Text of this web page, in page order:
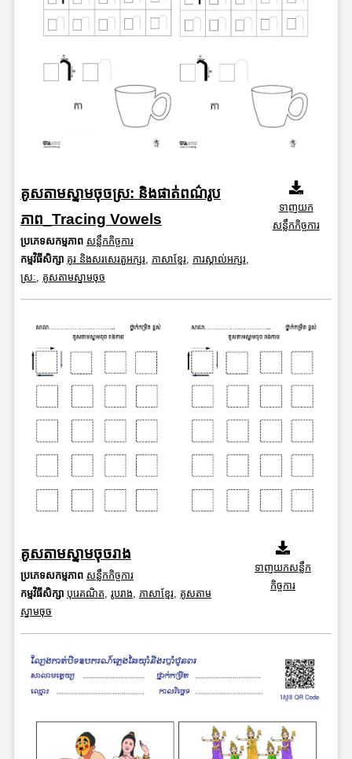
គូសតាមស្នាមចុចស្រ: និងផាត់ពណ៌រូប
ភាព_Tracing Vowels
ប្រភេទសកម្មភាព សន្លឹកកិច្ចការ
កម្មវិធីសិក្សា គូរ និងសរសេរតួអក្សរ, ភាសាខ្មែរ, ការស្គាល់អក្សរ,
ស្រៈ, គូសតាមស្នាមចុច
ទាញយក
សន្លឹកកិច្ចការ
គូសតាមស្នាមចុចរាង
ប្រភេទសកម្មភាព សន្លឹកកិច្ចការ
កម្មវិធីសិក្សា បុរេគណិត រូបរាង ភាសាខ្មែរ, គូសតាម
ស្នាមចុច
ទាញយកសន្លឹក
កិច្ចការ